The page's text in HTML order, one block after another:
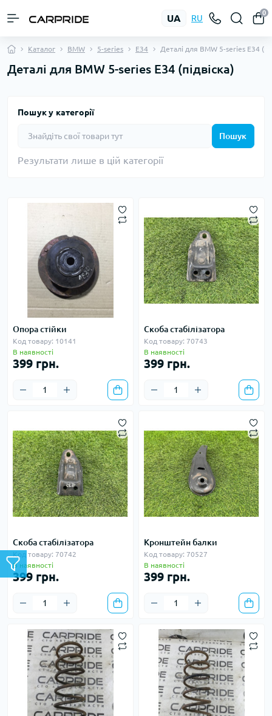
UA RU
0
Каталог BMW 5-series E34 Деталі для BMW 5-series E34
Деталі для BMW 5-series E34 (підвіска)
Пошук у категорії
Пошук
Результати лише в цій категорії
Опора стійки
Код товару: 10141
В наявності
399 грн.
Скоба стабілізатора
Код товару: 70743
В наявності
399 грн.
Скоба стабілізатора
Код товару: 70742
В наявності
399 грн.
Кронштейн балки
Код товару: 70527
В наявності
399 грн.